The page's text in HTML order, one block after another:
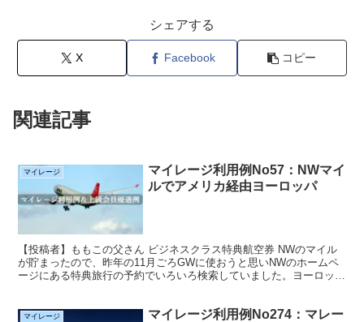
シェアする
X Facebook コピー
関連記事
マイレージ
マイレージ利用例No57：NWマイ
ルでアメリカ経由ヨーロッパ
【投稿者】ももこの父さん ビジネスクラス特典航空券 NWのマイル
が貯まったので、昨年の11月ごろGWに使おうと思いNWのホームペ
ージにある特典旅行の予約でいろいろ検索していました。ヨーロッパ
マイレージ
マイレージ利用例No274：マレー